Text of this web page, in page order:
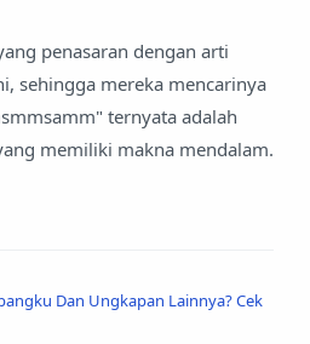
penasaran dengan arti
sehingga mereka mencarinya
ternyata adalah
memiliki makna mendalam.
Dan Ungkapan Lainnya? Cek